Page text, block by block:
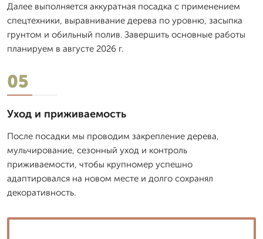
Далее выполняется аккуратная посадка с применением
спецтехники, выравнивание дерева по уровню, засыпка
грунтом и обильный полив. Завершить основные работы
планируем в августе 2026 г.
05
Уход и приживаемость
После посадки мы проводим закрепление дерева,
мульчирование, сезонный уход и контроль
приживаемости, чтобы крупномер успешно
адаптировался на новом месте и долго сохранял
декоративность.